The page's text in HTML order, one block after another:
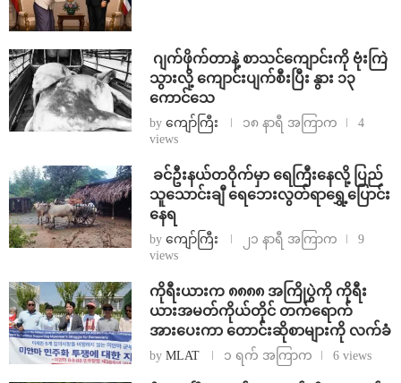
⁨⁩ ⁨ဂျက်ဖိုက်တာနဲ့ စာသင်ကျောင်းကို ဗုံးကြဲ
သွားလို့ ကျောင်းပျက်စီးပြီး နွား ၁၃
ကောင်သေ
by ကျော်ကြီး ၁၈ နာရီ အကြာက
4
views
⁩ ⁨ခင်ဦးနယ်တဝိုက်မှာ ရေကြီးနေလို့ ပြည်
သူသောင်းချီ ရေဘေးလွတ်ရာရွှေ့ပြောင်း
နေရ
by ကျော်ကြီး ၂၁ နာရီ အကြာက
9
views
ကိုရီးယားက ၈၈၈၈ အကြိုပွဲကို ကိုရီး
ယားအမတ်ကိုယ်တိုင် တက်ရောက်
အားပေးကာ တောင်းဆိုစာများကို လက်ခံ
by MLAT ၁ ရက် အကြာက 6 views